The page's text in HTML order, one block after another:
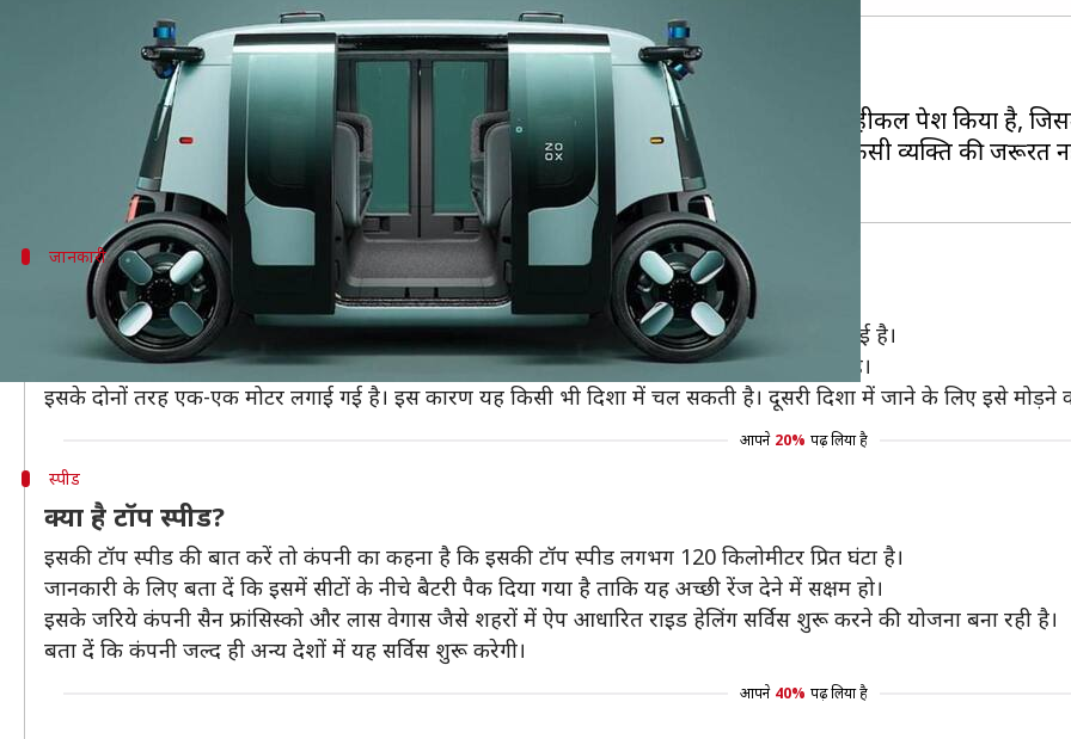
दुनिया में नए-नए और अच्छी रेंज वाले इलेक्ट्रिक वाहन लाए जा रहे हैं।
इसी बीच दिग्गज ई-कॉर्मस कंपनी अमेजन की स्टार्टअप कंपनी जूक्स (Zoox) ने फुल ऑटोनॉमस व्हीकल पेश किया है, जिसमें
इसका मतलब यह है कि यह वाहन बिना ड्राइवर के चलेगा। इस इलेक्ट्रिक वाहन को चलाने के लिए किसी व्यक्ति की जरूरत
जानकारी
एक बार चार्ज में चलेगी 16 घंटे
इसे एक ड्राइवर रहित गाड़ी या इलेक्ट्रिक रोबो टैक्सी कह सकते हैं। इसमें चार लोगों के बैठने की जगह दी गई है।
कंपनी के अनुसार इस रोबो टैक्सी को एक बार फुल चार्ज करने के बाद 16 घंटे तक आराम से चल सकती है।
इसके दोनों तरह एक-एक मोटर लगाई गई है। इस कारण यह किसी भी दिशा में चल सकती है। दूसरी दिशा में जाने के लिए इसे मोड़ने
आपने 20% पढ़ लिया है
स्पीड
क्या है टॉप स्पीड?
इसकी टॉप स्पीड की बात करें तो कंपनी का कहना है कि इसकी टॉप स्पीड लगभग 120 किलोमीटर प्रित घंटा है।
जानकारी के लिए बता दें कि इसमें सीटों के नीचे बैटरी पैक दिया गया है ताकि यह अच्छी रेंज देने में सक्षम हो।
इसके जरिये कंपनी सैन फ्रांसिस्को और लास वेगास जैसे शहरों में ऐप आधारित राइड हेलिंग सर्विस शुरू करने की योजना बना रही है।
बता दें कि कंपनी जल्द ही अन्य देशों में यह सर्विस शुरू करेगी।
आपने 40% पढ़ लिया है